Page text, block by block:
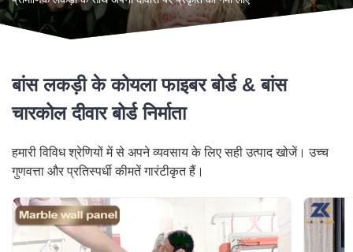
बांस लकड़ी के कोयला फाइबर बोर्ड & बांस
चारकोल दीवार बोर्ड निर्माता
हमारी विविध श्रेणियों में से अपने व्यवसाय के लिए सही उत्पाद खोजें। उच्च
गुणवत्ता और प्रतिस्पर्धी कीमतें गारंटीकृत हैं।